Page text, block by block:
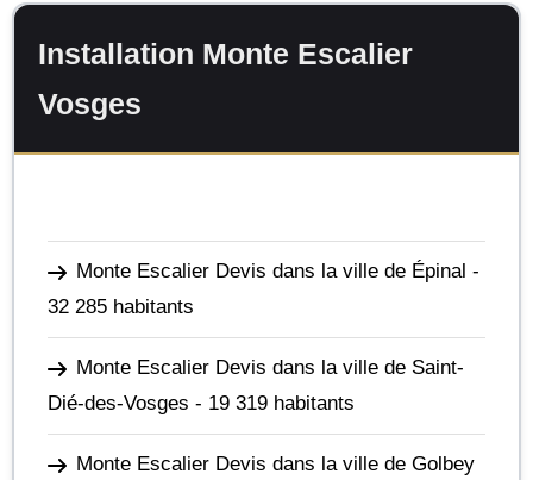
Installation Monte Escalier
Vosges
Monte Escalier Devis dans la ville de Épinal -
32 285 habitants
Monte Escalier Devis dans la ville de Saint-
Dié-des-Vosges - 19 319 habitants
Monte Escalier Devis dans la ville de Golbey